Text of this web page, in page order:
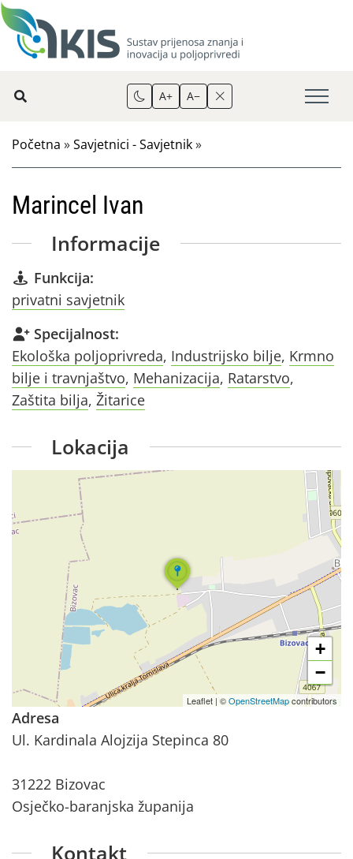
A+ A−
Početna »Savjetnici - Savjetnik»
Marincel Ivan
Informacije
Funkcija:
privatni savjetnik
Specijalnost:
Ekološka poljoprivreda, Industrijsko bilje, Krmno
bilje i travnjaštvo, Mehanizacija, Ratarstvo,
Zaštita bilja, Žitarice
Lokacija
+
−
Leaflet |©OpenStreetMapcontributors
Adresa
Ul. Kardinala Alojzija Stepinca 80
31222 Bizovac
Osječko-baranjska županija
Kontakt